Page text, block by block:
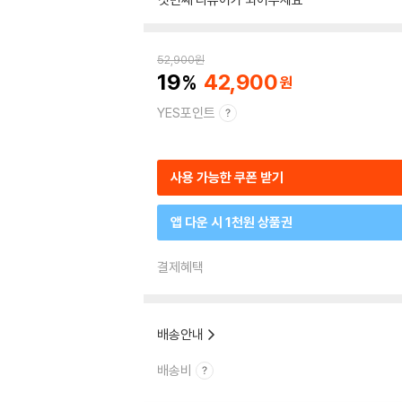
52,900원
19 42,900
YES포인트
사용 가능한 쿠폰 받기
앱 다운 시 1천원 상품권
결제혜택
배송안내
배송비